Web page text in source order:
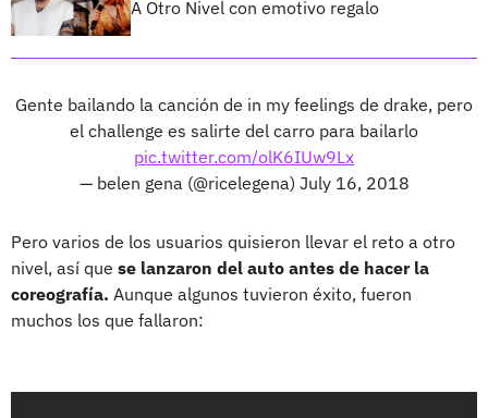
A Otro Nivel con emotivo regalo
Gente bailando la canción de in my feelings de drake, pero
el challenge es salirte del carro para bailarlo
pic.twitter.com/olK6IUw9Lx
— belen gena (@ricelegena) July 16, 2018
Pero varios de los usuarios quisieron llevar el reto a otro
nivel, así que se lanzaron del auto antes de hacer la
coreografía. Aunque algunos tuvieron éxito, fueron
muchos los que fallaron: